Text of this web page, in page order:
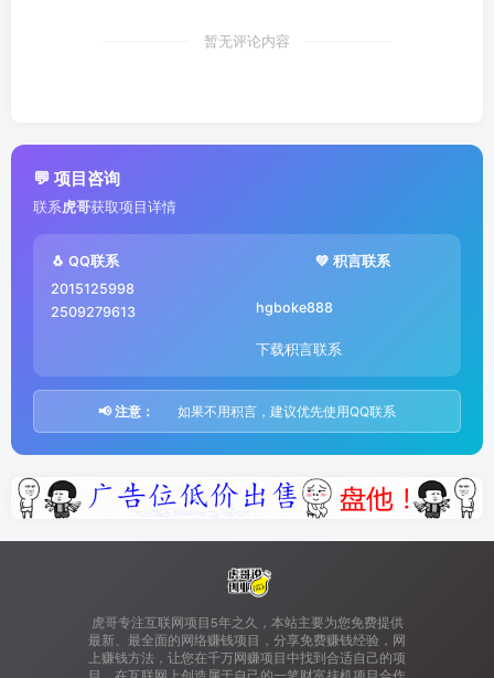
暂无评论内容
💬 项目咨询
联系 虎哥获取项目详情
🐧 QQ联系
2015125998
2509279613
💚 积言联系
hgboke888
下载积言联系
📢 注意： 如果不用积言，建议优先使用QQ联系
虎哥专注互联网项目5年之久，本站主要为您免费提供
最新、最全面的网络赚钱项目，分享免费赚钱经验，网
上赚钱方法，让您在千万网赚项目中找到合适自己的项
目，在互联网上创造属于自己的一笔财富挂机项目合作